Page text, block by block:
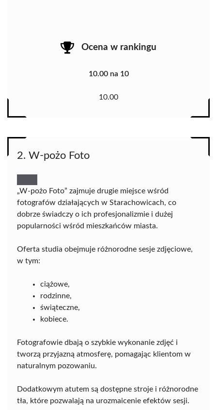
Ocena w rankingu
10.00 na 10
10.00
2. W-pożo Foto
„W-pożo Foto” zajmuje drugie miejsce wśród
fotografów działających w Starachowicach, co
dobrze świadczy o ich profesjonalizmie i dużej
popularności wśród mieszkańców miasta.
Oferta studia obejmuje różnorodne sesje zdjęciowe,
w tym:
ciążowe,
rodzinne,
świąteczne,
kobiece.
Fotografowie dbają o szybkie wykonanie zdjęć i
tworzą przyjazną atmosferę, pomagając klientom w
naturalnym pozowaniu.
Dodatkowym atutem są dostępne stroje i różnorodne
tła, które pozwalają na urozmaicenie efektów sesji.